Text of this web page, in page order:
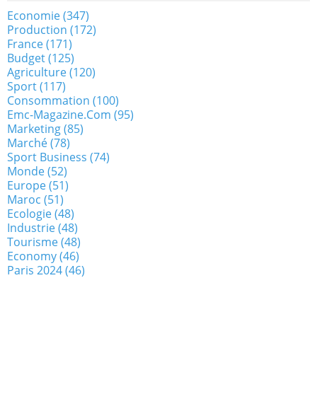
Economie(347)
Production (172)
France(171)
Budget(125)
Agriculture(120)
Sport(117)
Consommation (100)
Emc-Magazine.com (95)
Marketing(85)
Marché(78)
Sport Business (74)
Monde(52)
Europe(51)
Maroc (51)
Ecologie(48)
Industrie(48)
Tourisme(48)
Economy(46)
Paris 2024(46)